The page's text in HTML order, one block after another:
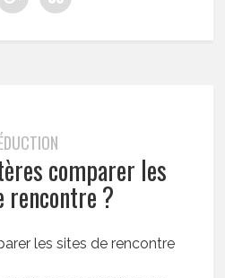
comparer les
rencontre ?